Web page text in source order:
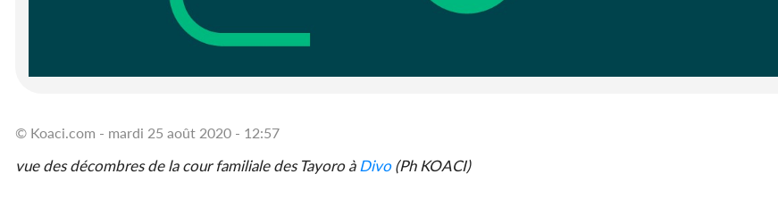
© Koaci.com - mardi 25 août 2020 - 12:57
vue des décombres de la cour familiale des Tayoro àDivo(Ph KOACI)